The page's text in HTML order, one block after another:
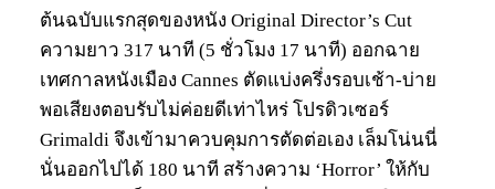
ต้นฉบับแรกสุดของหนัง Original Director’s Cut
ความยาว 317 นาที (5 ชั่วโมง 17 นาที) ออกฉาย
เทศกาลหนังเมือง Cannes ตัดแบ่งครึ่งรอบเช้า-บ่าย
พอเสียงตอบรับไม่ค่อยดีเท่าไหร่ โปรดิวเซอร์
Grimaldi จึงเข้ามาควบคุมการตัดต่อเอง เล็มโน่นนี่
นั่นออกไปได้ 180 นาที สร้างความ ‘Horror’ ให้กับ